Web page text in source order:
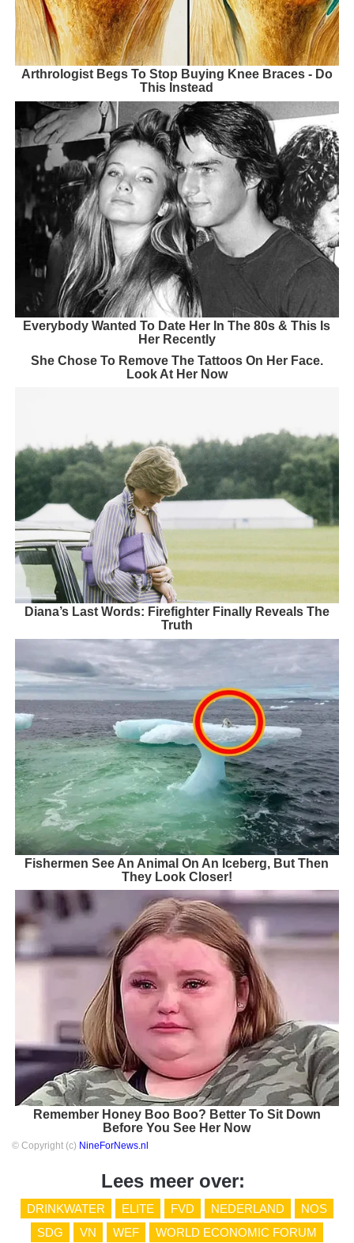
Arthrologist Begs To Stop Buying Knee Braces - Do
This Instead
Everybody Wanted To Date Her In The 80s & This Is
Her Recently
She Chose To Remove The Tattoos On Her Face.
Look At Her Now
Diana’s Last Words: Firefighter Finally Reveals The
Truth
Fishermen See An Animal On An Iceberg, But Then
They Look Closer!
Remember Honey Boo Boo? Better To Sit Down
Before You See Her Now
© Copyright (c) NineForNews.nl
Lees meer over:
DRINKWATER ELITE FVD NEDERLAND
NOS
SDG
VN WEF WORLD ECONOMIC FORUM